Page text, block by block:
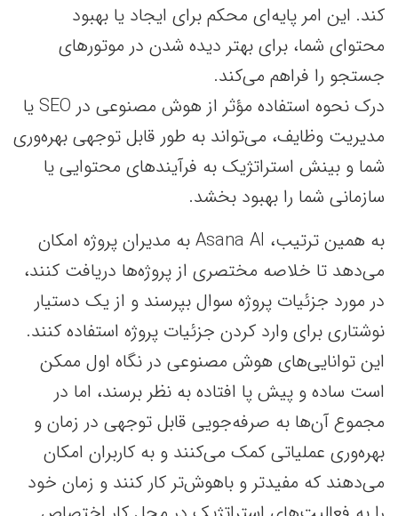
کند. این امر پایه‌ای محکم برای ایجاد یا بهبود
محتوای شما، برای بهتر دیده شدن در موتورهای
جستجو را فراهم می‌کند.
درک نحوه استفاده مؤثر از هوش مصنوعی در SEO یا
مدیریت وظایف، می‌تواند به طور قابل توجهی بهره‌وری
شما و بینش استراتژیک به فرآیندهای محتوایی یا
سازمانی شما را بهبود بخشد.
به همین ترتیب، Asana AI به مدیران پروژه امکان
می‌دهد تا خلاصه‌ مختصری از پروژه‌ها دریافت کنند،
در مورد جزئیات پروژه سوال بپرسند و از یک دستیار
نوشتاری برای وارد کردن جزئیات پروژه استفاده کنند.
این توانایی‌های هوش مصنوعی در نگاه اول ممکن
است ساده و پیش پا افتاده به نظر برسند، اما در
مجموع آن‌ها به صرفه‌جویی قابل توجهی در زمان و
بهره‌وری عملیاتی کمک می‌کنند و به کاربران امکان
می‌دهند که مفیدتر و باهوش‌تر کار کنند و زمان خود